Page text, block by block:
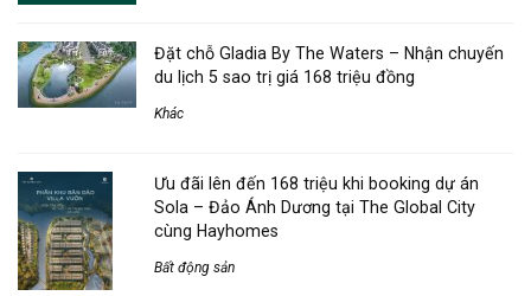
Đặt chỗ Gladia By The Waters – Nhận chuyến
du lịch 5 sao trị giá 168 triệu đồng
Khác
Ưu đãi lên đến 168 triệu khi booking dự án
Sola – Đảo Ánh Dương tại The Global City
cùng Hayhomes
Bất động sản